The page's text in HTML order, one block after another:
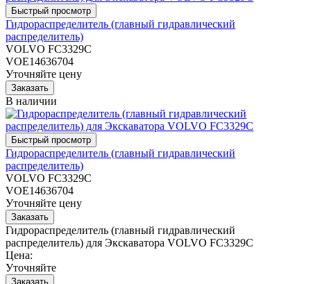
Гидрораспределитель (главный гидравлический
распределитель)
VOLVO FC3329C
VOE14636704
Уточняйте цену
В наличии
Гидрораспределитель (главный гидравлический
распределитель)
VOLVO FC3329C
VOE14636704
Уточняйте цену
Гидрораспределитель (главный гидравлический
распределитель) для Экскаватора VOLVO FC3329C
Цена:
Уточняйте